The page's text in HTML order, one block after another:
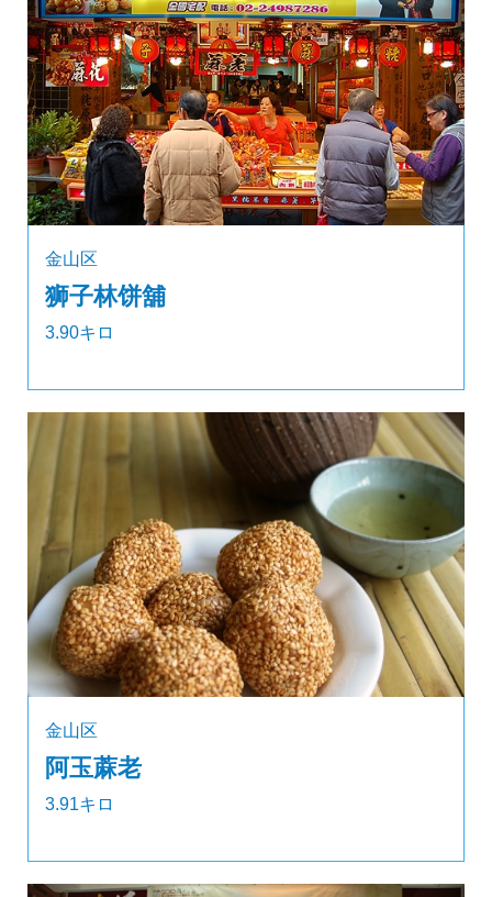
金山区
狮子林饼舖
3.90キロ
金山区
阿玉蔴老
3.91キロ